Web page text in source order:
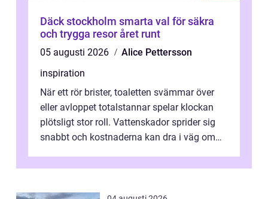
Däck stockholm smarta val för säkra
och trygga resor året runt
05 augusti 2026
Alice Pettersson
inspiration
När ett rör brister, toaletten svämmar över
eller avloppet totalstannar spelar klockan
plötsligt stor roll. Vattenskador sprider sig
snabbt och kostnaderna kan dra i väg om